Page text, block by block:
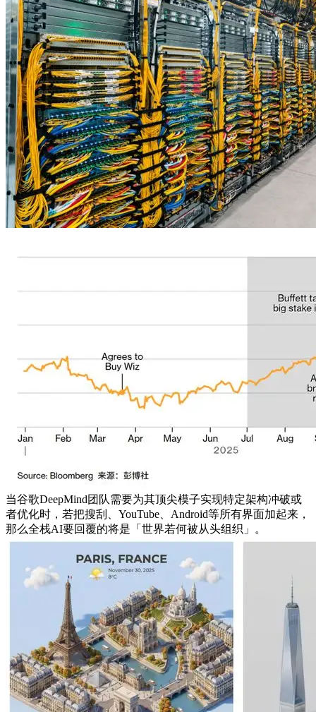
当谷歌DeepMind团队需要为其顶尖模子实现特定架构冲破或
者优化时，若把搜刮、YouTube、Android等所有界面加起来，
那么全栈AI要回覆的将是「世界若何被从头组织」。